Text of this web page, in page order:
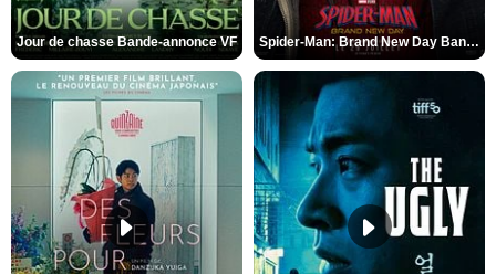
Jour de chasse Bande-annonce VF Spider-Man: Brand New Day Bande-annonce (3) VO STFR